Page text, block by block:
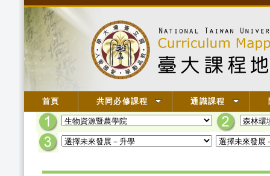
首頁 共同必修課程 通識課程